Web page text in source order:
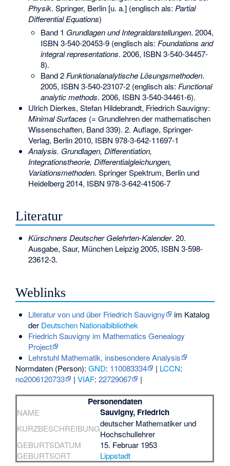
Physik. Springer, Berlin [u. a.] (englisch als: Partial
Differential Equations)
Band 1 Grundlagen und Integraldarstellungen. 2004,
ISBN 3-540-20453-9 (englisch als: Foundations and
integral representations. 2006, ISBN 3-540-34457-
8).
Band 2 Funktionalanalytische Lösungsmethoden.
2005, ISBN 3-540-23107-2 (englisch als: Functional
analytic methods. 2006, ISBN 3-540-34461-6).
Ulrich Dierkes, Stefan Hildebrandt, Friedrich Sauvigny:
Minimal Surfaces (= Grundlehren der mathematischen
Wissenschaften, Band 339). 2. Auflage, Springer-
Verlag, Berlin 2010, ISBN 978-3-642-11697-1
Analysis. Grundlagen, Differentiation,
Integrationstheorie, Differentialgleichungen,
Variationsmethoden. Springer Spektrum, Berlin und
Heidelberg 2014, ISBN 978-3-642-41506-7
Literatur
Kürschners Deutscher Gelehrten-Kalender. 20.
Ausgabe, Saur, München Leipzig 2005, ISBN 3-598-
23612-3.
Weblinks
Literatur von und über Friedrich Sauvigny
im Katalog
der Deutschen Nationalbibliothek
Friedrich Sauvigny im Mathematics Genealogy
Project
Lehrstuhl Mathematik, insbesondere Analysis
Normdaten (Person):GND: 110083334 | LCCN:
no2006120733
|VIAF:22729067 |
Personendaten
NAME Sauvigny, Friedrich
KURZBESCHREIBUNGdeutscher Mathematiker und
Hochschullehrer
GEBURTSDATUM
15. Februar 1953
GEBURTSORT
Lippstadt